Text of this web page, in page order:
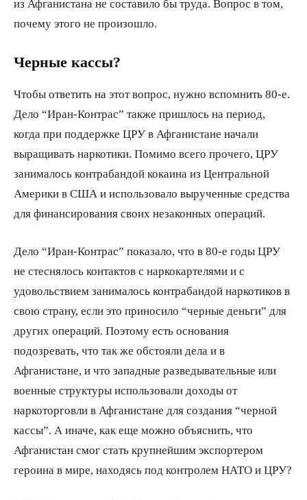
из Афганистана не составило бы труда. Вопрос в том,
почему этого не произошло.
Черные кассы?
Чтобы ответить на этот вопрос, нужно вспомнить 80-е.
Дело “Иран-Контрас” также пришлось на период,
когда при поддержке ЦРУ в Афганистане начали
выращивать наркотики. Помимо всего прочего, ЦРУ
занималось контрабандой кокаина из Центральной
Америки в США и использовало вырученные средства
для финансирования своих незаконных операций.
Дело “Иран-Контрас” показало, что в 80-е годы ЦРУ
не стеснялось контактов с наркокартелями и с
удовольствием занималось контрабандой наркотиков в
свою страну, если это приносило “черные деньги” для
других операций. Поэтому есть основания
подозревать, что так же обстояли дела и в
Афганистане, и что западные разведывательные или
военные структуры использовали доходы от
наркоторговли в Афганистане для создания “черной
кассы”. А иначе, как еще можно объяснить, что
Афганистан смог стать крупнейшим экспортером
героина в мире, находясь под контролем НАТО и ЦРУ?